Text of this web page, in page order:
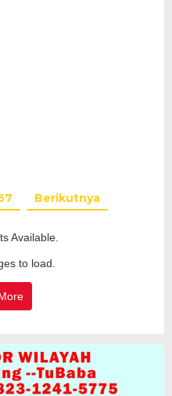
Berikutnya
Available.
to load.